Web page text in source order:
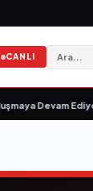
CANLI
Devam Ediyor